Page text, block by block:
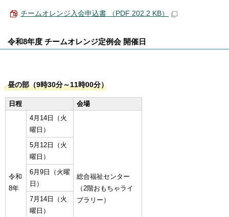
チームオレンジ入会申込書 （PDF 202.2 KB）
令和8年度 チームオレンジ定例会 開催日
昼の部（9時30分～11時00分）
日程 会場
令和
8年
4月14日（火
曜日）
総合福祉センター
（2階おもちゃライ
ブラリー）
5月12日（火
曜日）
6月9日（火曜
日）
7月14日（火
曜日）